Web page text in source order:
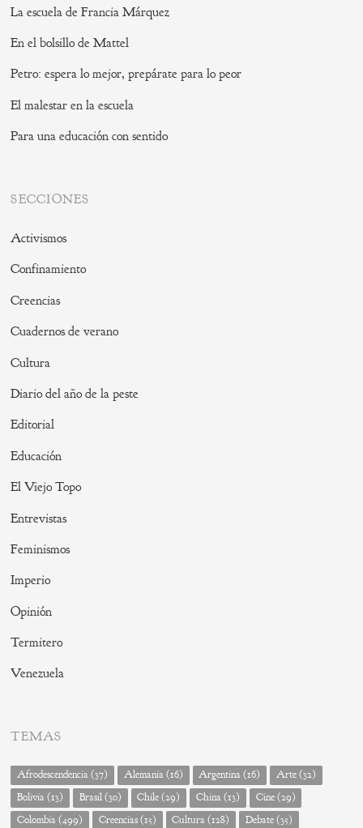
La escuela de Francia Márquez
En el bolsillo de Mattel
Petro: espera lo mejor, prepárate para lo peor
El malestar en la escuela
Para una educación con sentido
SECCIONES
Activismos
Confinamiento
Creencias
Cuadernos de verano
Cultura
Diario del año de la peste
Editorial
Educación
El Viejo Topo
Entrevistas
Feminismos
Imperio
Opinión
Termitero
Venezuela
TEMAS
Afrodescendencia(37) Alemania(16) Argentina(16) Arte(32)
Bolivia(13) Brasil(30) Chile(29) China(13) Cine(29)
Colombia(499) Creencias(15) Cultura(128) Debate(35)